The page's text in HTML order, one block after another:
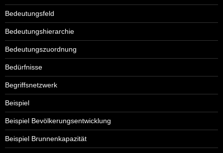
Bedeutungsfeld
Bedeutungshierarchie
Bedeutungszuordnung
Bedürfnisse
Begriffsnetzwerk
Beispiel
Beispiel Bevölkerungsentwicklung
Beispiel Brunnenkapazität